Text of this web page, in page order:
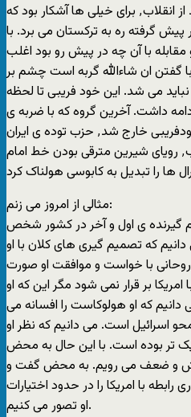
سال ۱۳۵۷ یکی دو ماه بعد از انقلاب٬ برای خیلی ها آشکار بود که
گرفته ره به ترکستان می برد. با
با آن چه در پیش رو بود اغلب
گفتن ان شاءالله گربه است چشم بر
می شد. این خود فریبی تا لحظه
داشت. آخرین گروه که با ضربه ی
هولناک حکومت از وضعیت خودفریبی خارج شد٬ حزب توده ی ایران
بود. ضربات وارد شده بر حزب٬ رویای شیرین مترقی بودن خط امام
مثالی از امروز می زنم:
گیرنده ی اول و آخر در کشور شخص
که تصمیم گیری های کلان با او
با خواست و موافقت او صورت
امریکا بر قرار نمی شود مگر این که او
که او هولوکاست را افسانه می
اسرائیل است. می دانیم که نظر او
تر بوده است. با این حال به محض
زدن ظریف به امریکا٬ غش و ضعف می رویم. به محض گفت و
روحانی با اوباما٬ برقراری رابطه با امریکا را در حدود اختیارات
او تصور می کنیم.